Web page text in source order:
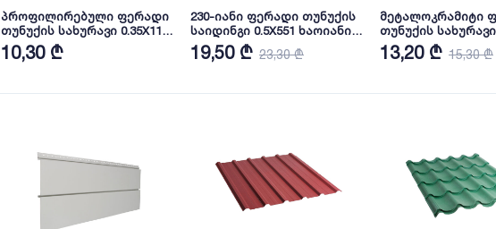
პროფილირებული ფერადი
თუნუქის სახურავი 0.35X1140
პრიალა RAL9002 NOVA
10,30 ₾
230-იანი ფერადი თუნუქის
საიდინგი 0.5X551 ხაოიანი
WOOD DARK NOVA
19,50 ₾ 23,30 ₾
მეტალოკრამიტი
თუნუქის სახურავი
ხაოიანი RAL7016
13,20 ₾ 15,30 ₾